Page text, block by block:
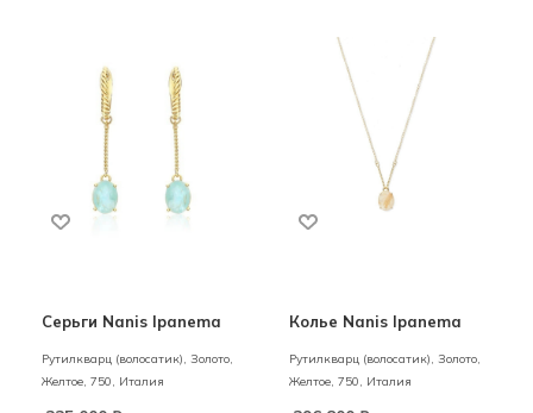
Серьги Nanis Ipanema
Рутилкварц (волосатик), Золото,
Желтое, 750, Италия
Колье Nanis Ipanema
Рутилкварц (волосатик), Золото,
Желтое, 750, Италия